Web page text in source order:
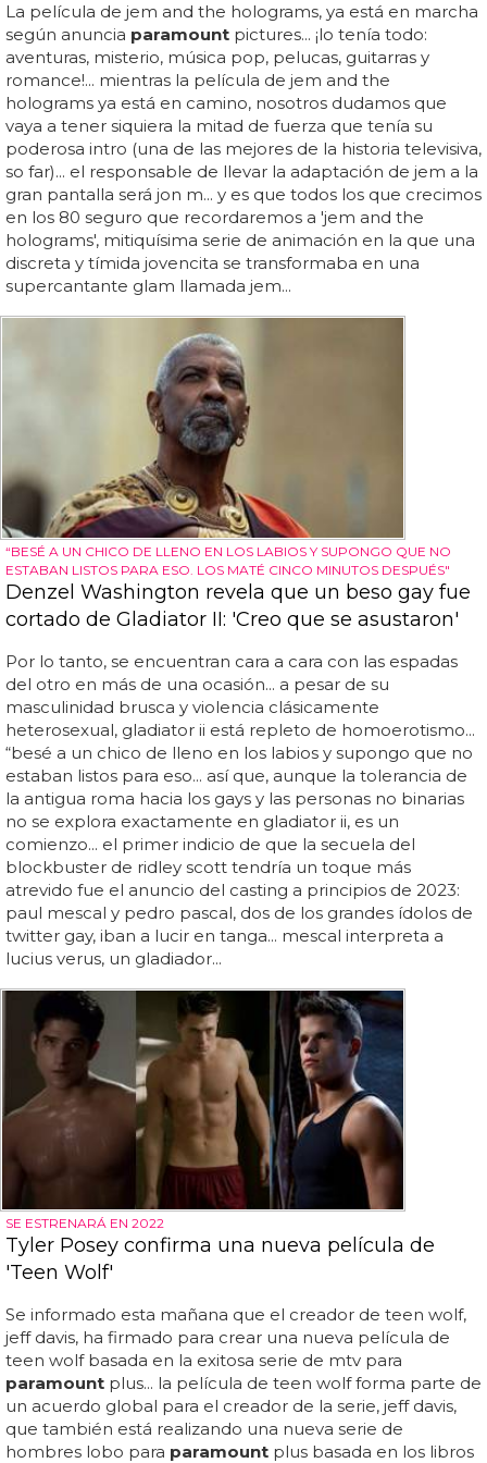
La película de jem and the holograms, ya está en marcha
según anuncia paramount pictures... ¡lo tenía todo:
aventuras, misterio, música pop, pelucas, guitarras y
romance!... mientras la película de jem and the
holograms ya está en camino, nosotros dudamos que
vaya a tener siquiera la mitad de fuerza que tenía su
poderosa intro (una de las mejores de la historia televisiva,
so far)... el responsable de llevar la adaptación de jem a la
gran pantalla será jon m... y es que todos los que crecimos
en los 80 seguro que recordaremos a 'jem and the
holograms', mitiquísima serie de animación en la que una
discreta y tímida jovencita se transformaba en una
supercantante glam llamada jem...
“BESÉ A UN CHICO DE LLENO EN LOS LABIOS Y SUPONGO QUE NO
ESTABAN LISTOS PARA ESO. LOS MATÉ CINCO MINUTOS DESPUÉS"
Denzel Washington revela que un beso gay fue
cortado de Gladiator II: 'Creo que se asustaron'
Por lo tanto, se encuentran cara a cara con las espadas
del otro en más de una ocasión... a pesar de su
masculinidad brusca y violencia clásicamente
heterosexual, gladiator ii está repleto de homoerotismo...
“besé a un chico de lleno en los labios y supongo que no
estaban listos para eso... así que, aunque la tolerancia de
la antigua roma hacia los gays y las personas no binarias
no se explora exactamente en gladiator ii, es un
comienzo... el primer indicio de que la secuela del
blockbuster de ridley scott tendría un toque más
atrevido fue el anuncio del casting a principios de 2023:
paul mescal y pedro pascal, dos de los grandes ídolos de
twitter gay, iban a lucir en tanga... mescal interpreta a
lucius verus, un gladiador...
SE ESTRENARÁ EN 2022
Tyler Posey confirma una nueva película de
'Teen Wolf'
Se informado esta mañana que el creador de teen wolf,
jeff davis, ha firmado para crear una nueva película de
teen wolf basada en la exitosa serie de mtv para
paramount plus... la película de teen wolf forma parte de
un acuerdo global para el creador de la serie, jeff davis,
que también está realizando una nueva serie de
hombres lobo para paramount plus basada en los libros